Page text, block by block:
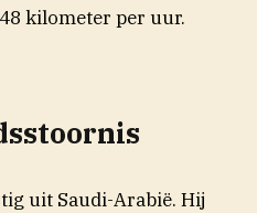
kilometer per uur.
uit Saudi-Arabië. Hij